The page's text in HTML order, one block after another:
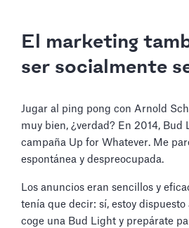
El marketing
ser socialmente
Jugar al ping pong con Arnold
muy bien, ¿verdad? En 2014, Bud
campaña Up for Whatever. Me
espontánea y despreocupada.
Los anuncios eran sencillos y
tenía que decir: sí, estoy dispuesto
coge una Bud Light y prepárate